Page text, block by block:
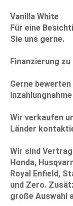
Vanilla White
Für eine
Sie uns gerne.
Finanzierung
Gerne
Wir verkaufen
Länder
Wir sind
Honda,
Royal Enfield,
und Zero.
große Auswahl